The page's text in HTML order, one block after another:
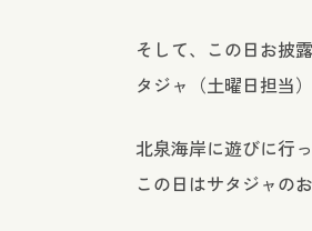
そして、この日お披
タジャ（土曜日担当
北泉海岸に遊びに行
この日はサタジャの